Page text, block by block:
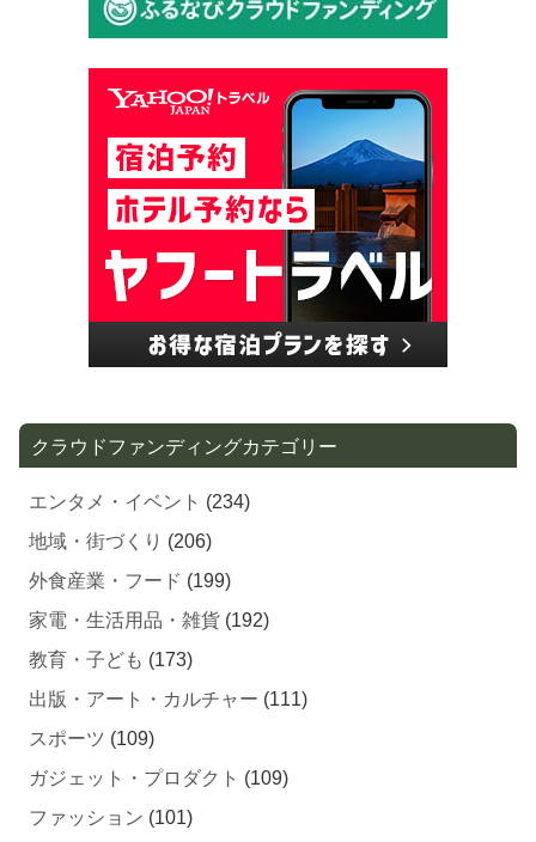
エンタメ・イベント(234)
地域・街づくり(206)
外食産業・フード(199)
家電・生活用品・雑貨(192)
教育・子ども(173)
出版・アート・カルチャー
スポーツ (109)
ガジェット・プロダクト
ファッション (101)
ライフスタイル・ホビー